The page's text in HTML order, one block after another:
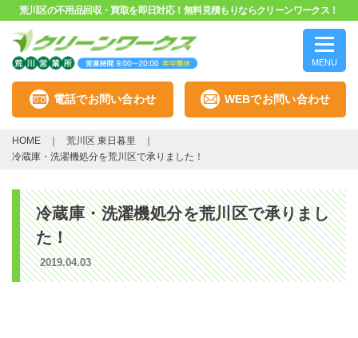
荒川区の不用品回収・買取を即日対応！無料見積もりならクリーンワークス！
MENU
電話でお問い合わせ WEBでお問い合わせ
HOME
荒川区 東日暮里
冷蔵庫・洗濯機処分を荒川区で承りました！
冷蔵庫・洗濯機処分を荒川区で承りまし
た！
2019.04.03